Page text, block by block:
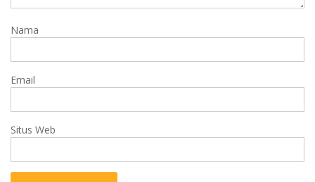
Nama
Email
Situs Web